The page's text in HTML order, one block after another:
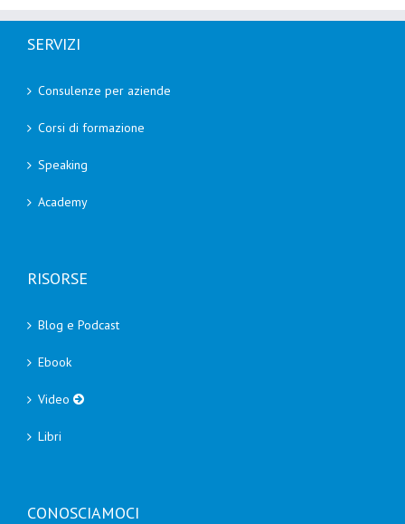
SERVIZI
Consulenze per aziende
Corsi di formazione
Speaking
Academy
RISORSE
Blog e Podcast
Ebook
Video
Libri
CONOSCIAMOCI